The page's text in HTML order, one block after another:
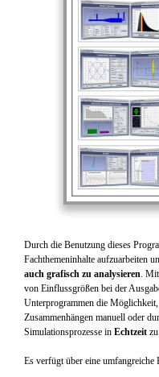
Durch die Benutzung dieses
Fachthemeninhalte aufzuarbeiten
auch grafisch zu analysieren.
von Einflussgrößen bei der
Unterprogrammen die
Zusammenhängen manuell oder
Simulationsprozesse in Echtzeit
Es verfügt über eine